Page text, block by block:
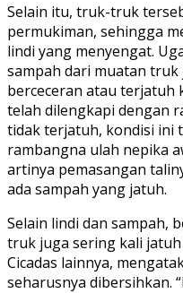
Selain itu, truk-truk
permukiman, sehingga
lindi yang menyengat.
sampah dari muatan truk
berceceran atau terjatuh
telah dilengkapi dengan
tidak terjatuh, kondisi ini
rambangna ulah nepika
artinya pemasangan
ada sampah yang jatuh.
Selain lindi dan sampah,
truk juga sering kali jatuh
Cicadas lainnya,
seharusnya dibersihkan.